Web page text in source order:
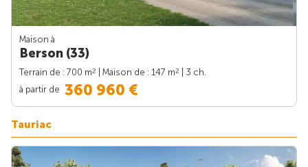
Maison à
Berson (33)
Terrain de : 700 m2 | Maison de : 147 m2
| 3 ch.
à partir de 360 960 €
Tauriac